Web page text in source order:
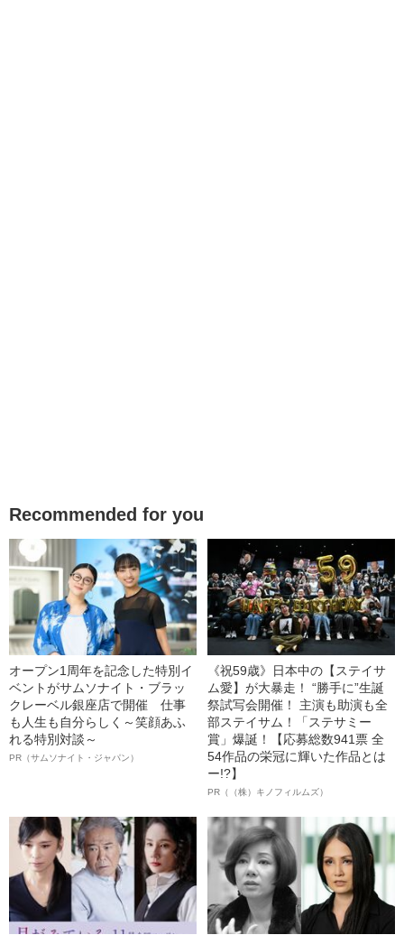
Recommended for you
オープン1周年を記念した特別イ
ベントがサムソナイト・ブラッ
クレーベル銀座店で開催 仕事
も人生も自分らしく～笑顔あふ
れる特別対談～
PR（サムソナイト・ジャパン）
《祝59歳》日本中の【ステイサ
ム愛】が大暴走！ “勝手に”生誕
祭試写会開催！ 主演も助演も全
部ステイサム！「ステサミー
賞」爆誕！【応募総数941票 全
54作品の栄冠に輝いた作品とは
ー!?】
PR（（株）キノフィルムズ）